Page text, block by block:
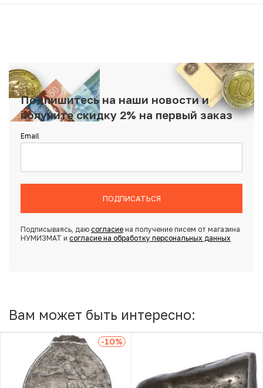
Подпишитесь на наши новости и
получите скидку 2% на первый заказ
Email
ПОДПИСАТЬСЯ
Подписываясь, даю согласиена получение писем от магазина
НУМИЗМАТ и согласие на обработку персональных данных
Вам может быть интересно:
-10%